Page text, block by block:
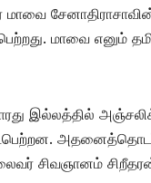
மாவை
மாவை எனும்
இல்லத்தில்
சிவஞானம்